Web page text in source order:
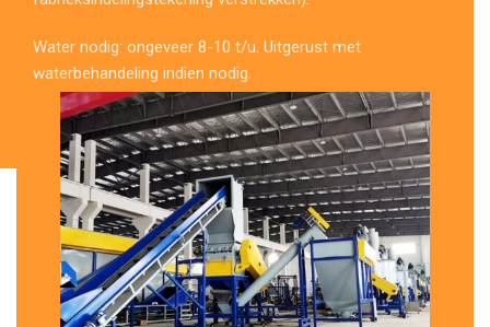
Water nodig: ongeveer 8-10 t/u. Uitgerust met
waterbehandeling indien nodig.